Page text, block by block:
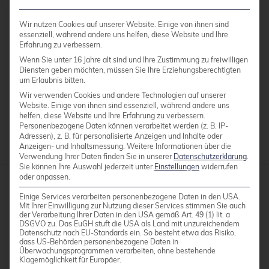
sowohl unter GNU/Linux, als auch unter weiteren
unixoiden Betriebssystemen lauffähig.
Dovecot ist Freie Software, der Quellcode ist auf
derProjektseite verfügbar.
credativ GmbH
Hennes-Weisweiler-Allee 23
41179 Mönchengladbach
Meet us
Wir nutzen Cookies auf unserer Website. Einige von ihnen sind
essenziell, während andere uns helfen, diese Website und Ihre
Erfahrung zu verbessern.
Wenn Sie unter 16 Jahre alt sind und Ihre Zustimmung zu freiwilligen
Diensten geben möchten, müssen Sie Ihre Erziehungsberechtigten
um Erlaubnis bitten.
Wir verwenden Cookies und andere Technologien auf unserer
Website. Einige von ihnen sind essenziell, während andere uns
helfen, diese Website und Ihre Erfahrung zu verbessern.
Personenbezogene Daten können verarbeitet werden (z. B. IP-
Adressen), z. B. für personalisierte Anzeigen und Inhalte oder
Anzeigen- und Inhaltsmessung. Weitere Informationen über die
Verwendung Ihrer Daten finden Sie in unserer Datenschutzerklärung
Sie können Ihre Auswahl jederzeit unter Einstellungen widerrufen
oder anpassen.
Einige Services verarbeiten personenbezogene Daten in den USA.
Mit Ihrer Einwilligung zur Nutzung dieser Services stimmen Sie auch
der Verarbeitung Ihrer Daten in den USA gemäß Art. 49 (1) lit. a
DSGVO zu. Das EuGH stuft die USA als Land mit unzureichendem
Datenschutz nach EU-Standards ein. So besteht etwa das Risiko,
dass US-Behörden personenbezogene Daten in
Überwachungsprogrammen verarbeiten, ohne bestehende
Klagemöglichkeit für Europäer.